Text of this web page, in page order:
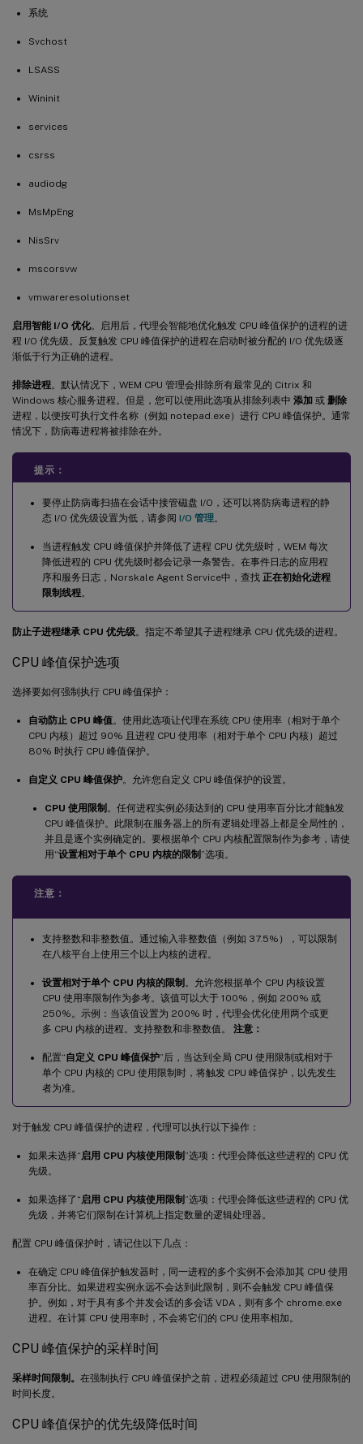
系统
Svchost
LSASS
Wininit
services
csrss
audiodg
MsMpEng
NisSrv
mscorsvw
vmwareresolutionset
启用智能 I/O 优化。启用后，代理会智能地优化触发 CPU 峰值保护的进程的进
程 I/O 优先级。反复触发 CPU 峰值保护的进程在启动时被分配的 I/O 优先级逐
渐低于行为正确的进程。
排除进程。默认情况下，WEM CPU 管理会排除所有最常见的 Citrix 和
Windows 核心服务进程。但是，您可以使用此选项从排除列表中 添加 或 删除
进程，以便按可执行文件名称（例如 notepad.exe）进行 CPU 峰值保护。通常
情况下，防病毒进程将被排除在外。
提示：
要停止防病毒扫描在会话中接管磁盘 I/O，还可以将防病毒进程的静
态 I/O 优先级设置为低，请参阅 I/O 管理。
当进程触发 CPU 峰值保护并降低了进程 CPU 优先级时，WEM 每次
降低进程的 CPU 优先级时都会记录一条警告。在事件日志的应用程
序和服务日志，Norskale Agent Service中，查找 正在初始化进程
限制线程。
防止子进程继承 CPU 优先级。指定不希望其子进程继承 CPU 优先级的进程。
CPU 峰值保护选项
选择要如何强制执行 CPU 峰值保护：
自动防止 CPU 峰值。使用此选项让代理在系统 CPU 使用率（相对于单个
CPU 内核）超过 90% 且进程 CPU 使用率（相对于单个 CPU 内核）超过
80% 时执行 CPU 峰值保护。
自定义 CPU 峰值保护。允许您自定义 CPU 峰值保护的设置。
CPU 使用限制 。任何进程实例必须达到的 CPU 使用率百分比才能触发
CPU 峰值保护。此限制在服务器上的所有逻辑处理器上都是全局性的，
并且是逐个实例确定的。要根据单个 CPU 内核配置限制作为参考，请使
用“设置相对于单个 CPU 内核的限制 ”选项。
注意：
支持整数和非整数值。通过输入非整数值（例如 37.5%），可以限制
在八核平台上使用三个以上内核的进程。
设置相对于单个 CPU 内核的限制 。允许您根据单个 CPU 内核设置
CPU 使用率限制作为参考。该值可以大于 100%，例如 200% 或
250%。示例：当该值设置为 200% 时，代理会优化使用两个或更
多 CPU 内核的进程。支持整数和非整数值。 注意：
配置“自定义 CPU 峰值保护”后，当达到全局 CPU 使用限制或相对于
单个 CPU 内核的 CPU 使用限制时，将触发 CPU 峰值保护，以先发生
者为准。
对于触发 CPU 峰值保护的进程，代理可以执行以下操作：
如果未选择“ 启用 CPU 内核使用限制 ”选项：代理会降低这些进程的 CPU 优
先级。
如果选择了“ 启用 CPU 内核使用限制 ”选项：代理会降低这些进程的 CPU 优
先级，并将它们限制在计算机上指定数量的逻辑处理器。
配置 CPU 峰值保护时，请记住以下几点：
在确定 CPU 峰值保护触发器时，同一进程的多个实例不会添加其 CPU 使用
率百分比。如果进程实例永远不会达到此限制，则不会触发 CPU 峰值保
护。例如，对于具有多个并发会话的多会话 VDA，则有多个 chrome.exe
进程。在计算 CPU 使用率时，不会将它们的 CPU 使用率相加。
CPU 峰值保护的采样时间
采样时间限制。 在强制执行 CPU 峰值保护之前，进程必须超过 CPU 使用限制的
时间长度。
CPU 峰值保护的优先级降低时间